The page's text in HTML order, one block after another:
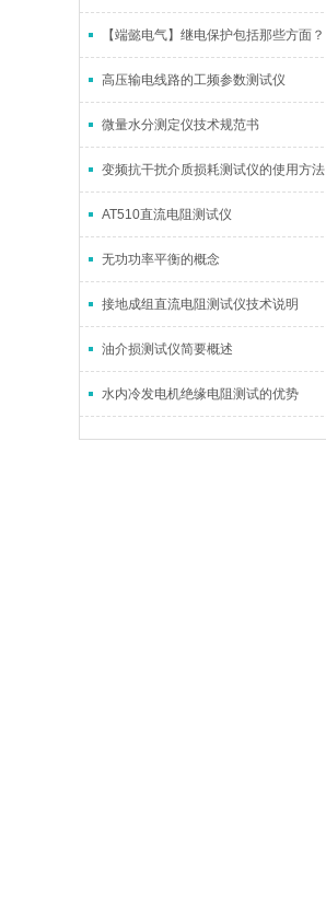
【端懿电气】继电保护包括那些方面？
高压输电线路的工频参数测试仪
微量水分测定仪技术规范书
变频抗干扰介质损耗测试仪的使用方法
AT510直流电阻测试仪
无功功率平衡的概念
接地成组直流电阻测试仪技术说明
油介损测试仪简要概述
水内冷发电机绝缘电阻测试的优势